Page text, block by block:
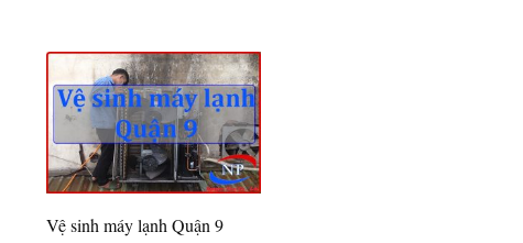
Vệ sinh máy lạnh Quận 9